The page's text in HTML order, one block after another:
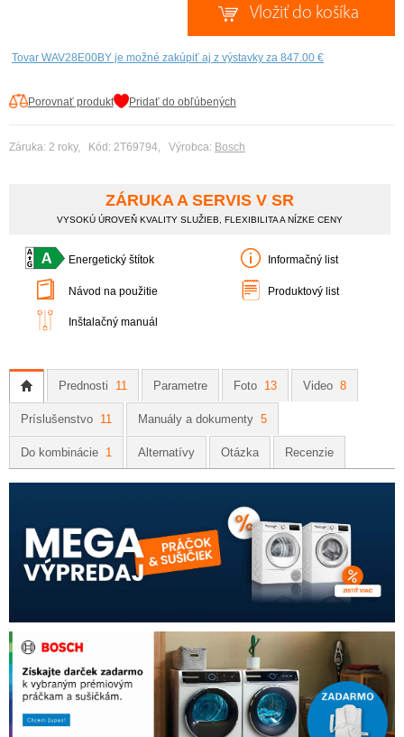
Tovar WAV28E00BY je možné zakúpiť aj z výstavky za 847.00 €
Porovnať produkt Pridať do obľúbených
Záruka: 2 roky, Kód: 2T69794, Výrobca: Bosch
ZÁRUKA A SERVIS V SR
VYSOKÚ ÚROVEŇ KVALITY SLUŽIEB, FLEXIBILITA A NÍZKE CENY
Energetický štítok Informačný list
Návod na použitie Produktový list
Inštalačný manuál
Prednosti 11 Parametre Foto 13 Video 8
Príslušenstvo 11 Manuály a dokumenty 5
Do kombinácie 1 Alternatívy Otázka Recenzie